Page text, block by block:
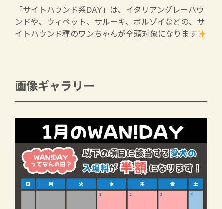
「サイトハウンド系DAY」は、イタリアングレーハウ
ンドや、ウィペット、サルーキ、ボルゾイなどの、サ
イトハウンド種のワンちゃんが全頭対象になります
画像ギャラリー